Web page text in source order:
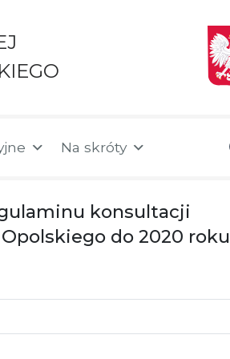
Na skróty
konsultacji
do 2020 roku